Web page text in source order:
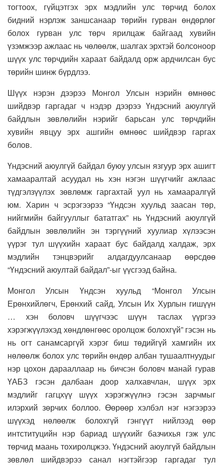
тогтоох, гүйцэтгэх эрх мэдлийн улс төрчид болох
бидний нэрлэж заншсанаар төрийн гурван өндөрлөг
болох гурван улс төрч ярилцаж байгаад хувийн
үзэмжээр ажлаас нь чөлөөлж, шалгах эрхтэй болсоноор
шүүх улс төрчдийн хараат байдалд орж ардчилсан бус
төрийн шинж бүрдлээ.
Шүүх нэрэн дээрээ Монгол Улсын нэрийн өмнөөс
шийдвэр гаргадаг ч нэдэр дээрээ Үндэсний аюулгүй
байдлын зөвлөлийн нэрийг барьсан улс төрчдийн
хувийн явцуу эрх ашгийн өмнөөс шийдвэр гаргах
болов.
Үндэсний аюулгүй байдал буюу улсын язгуур эрх ашигт
хамааралтай асуудал нь хэн нэгэн шүүгчийг ажлаас
түдгэлзүүлэх зөвлөмж гаргахтай уул нь хамааралгүй
юм. Харин ч эсрэгээрээ “Үндсэн хуульд заасан төр,
нийгмийн байгууллыг бататгах” нь Үндэсний аюулгүй
байдлын зөвлөлийн эн тэргүүний хуулиар хүлээсэн
үүрэг тул шүүхийн хараат бус байдалд халдаж, эрх
мэдлийн тэнцвэрийг алдагдуулсанаар өөрсдөө
“Үндэсний аюултай байдал”-ыг үүсгээд байна.
Монгол Улсын Үндсэн хуульд “Монгол Улсын
Ерөнхийлөгч, Ерөнхий сайд, Улсын Их Хурлын гишүүн
… хэн боловч шүүгчээс шүүн таслах үүргээ
хэрэгжүүлэхэд хөндлөнгөөс оролцож болохгүй” гэсэн нь
нь огт санамсаргүй хэрэг биш төдийгүй хамгийн их
нөлөөлж болох улс төрийн өндөр албан тушаалтнуудыг
нэр цохон дарааллаар нь бичсэн боловч манай гурав
ҮАБЗ гэсэн далбаан доор халхавчлан, шүүх эрх
мэдлийг гагцхүү шүүх хэрэгжүүлнэ гэсэн зарчмыг
илэрхий зөрчих боллоо. Өөрөөр хэлбэл нэг нэгээрээ
шүүхэд нөлөөлж болохгүй гэнгүүт нийлээд өөр
интституцийн нэр бариад шүүхийг базчихья гэж улс
төрчид маань тохиролцжээ. Үндэсний аюулгүй байдлын
зөвлөл шийдвэрээ санал нэгтэйгээр гаргадаг тул